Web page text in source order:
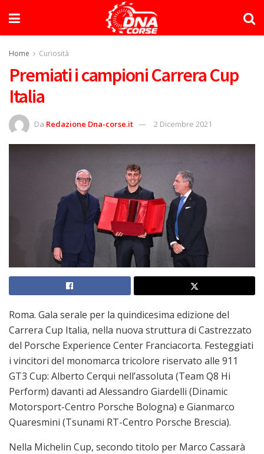
Home Curiosità
Premiati i campioni Carrera Cup
Italia
Da Redazione Dna-corse.it 2 Dicembre 2021
Roma. Gala serale per la quindicesima edizione del
Carrera Cup Italia, nella nuova struttura di Castrezzato
del Porsche Experience Center Franciacorta. Festeggiati
i vincitori del monomarca tricolore riservato alle 911
GT3 Cup: Alberto Cerqui nell’assoluta (Team Q8 Hi
Perform) davanti ad Alessandro Giardelli (Dinamic
Motorsport-Centro Porsche Bologna) e Gianmarco
Quaresmini (Tsunami RT-Centro Porsche Brescia).
Nella Michelin Cup, secondo titolo per Marco Cassarà